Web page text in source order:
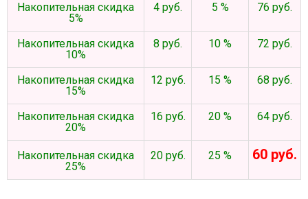
Накопительная скидка
5%
4 руб. 5 % 76 руб.
Накопительная скидка
10%
8 руб. 10 % 72 руб.
Накопительная скидка
15%
12 руб. 15 % 68 руб.
Накопительная скидка
20%
16 руб. 20 % 64 руб.
Накопительная скидка
25%
20 руб. 25 % 60 руб.